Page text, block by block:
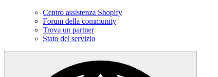
Centro assistenza Shopify
Forum della community
Trova un partner
Stato del servizio